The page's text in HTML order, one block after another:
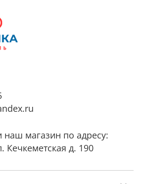
магазин по адресу:
Кечкеметская д. 190